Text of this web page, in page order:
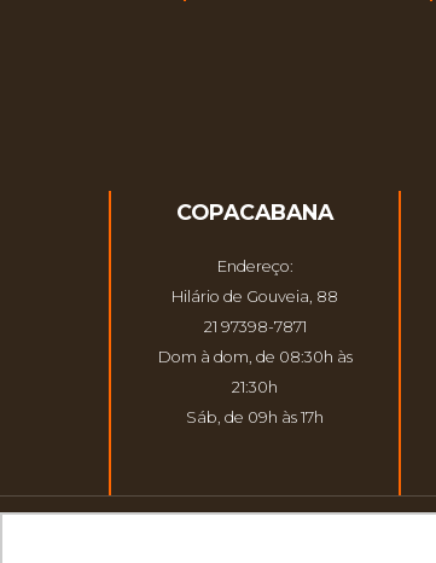
COPACABANA
Endereço:
Hilário de Gouveia, 88
21 97398-7871
Dom à dom, de 08:30h às
21:30h
Sáb, de 09h às 17h